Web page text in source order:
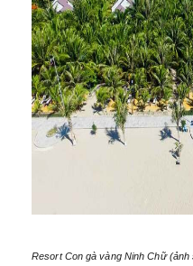
Resort Con gà vàng Ninh Chữ (ảnh